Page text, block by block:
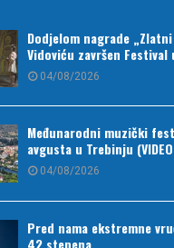
Dodjelom nagrade
Vidoviću završen Festival
04/08/2026
Međunarodni muzički
avgusta u Trebinju
04/08/2026
Pred nama ekstremne
42 stepena